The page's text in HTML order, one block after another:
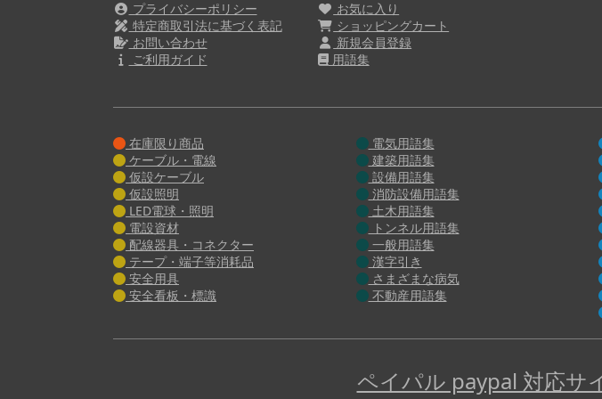
プライバシーポリシー
特定商取引法に基づく表記
お問い合わせ
ご利用ガイド
お気に入り
ショッピングカート
新規会員登録
用語集
在庫限り商品
ケーブル・電線
仮設ケーブル
仮設照明
LED電球・照明
電設資材
配線器具・コネクター
テープ・端子等消耗品
安全用具
安全看板・標識
電気用語集
建築用語集
設備用語集
消防設備用語集
土木用語集
トンネル用語集
一般用語集
漢字引き
さまざまな病気
不動産用語集
ペイパル paypal 対応サ